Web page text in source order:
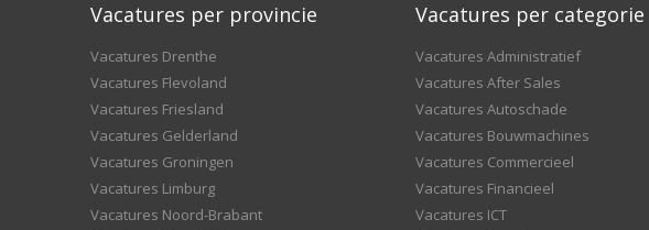
Vacatures per provincie
Vacatures Drenthe
Vacatures Flevoland
Vacatures Friesland
Vacatures Gelderland
Vacatures Groningen
Vacatures Limburg
Vacatures Noord-Brabant
Vacatures per categorie
Vacatures Administratief
Vacatures After Sales
Vacatures Autoschade
Vacatures Bouwmachines
Vacatures Commercieel
Vacatures Financieel
Vacatures ICT